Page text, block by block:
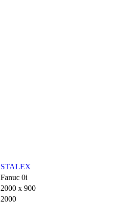
STALEX
Fanuc 0i
2000 х 900
2000